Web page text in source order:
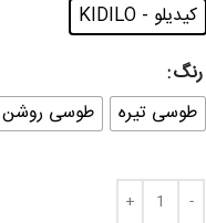
کیدیلو - KIDILO
رنگ
طوسی تیره
طوسی روشن